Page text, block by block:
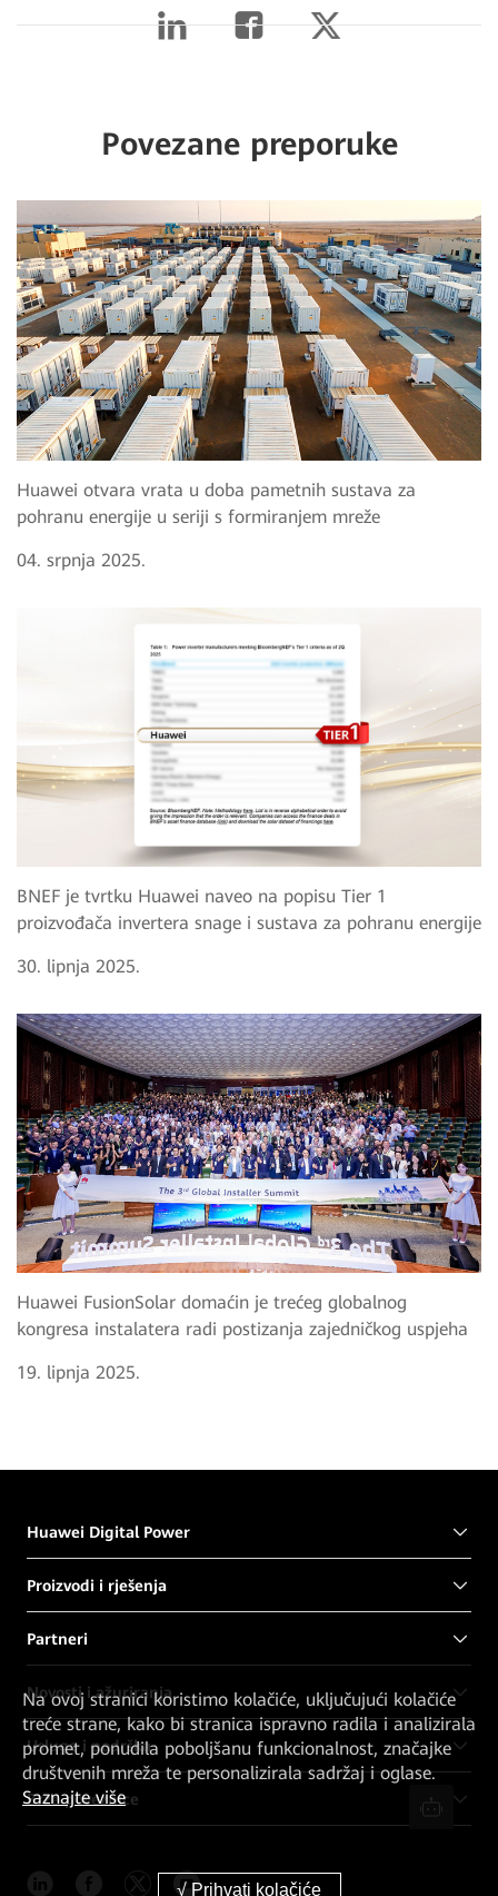
Povezane preporuke
Huawei otvara vrata u doba pametnih sustava za
pohranu energije u seriji s formiranjem mreže
04. srpnja 2025.
BNEF je tvrtku Huawei naveo na popisu Tier 1
proizvođača invertera snage i sustava za pohranu energije
30. lipnja 2025.
Huawei FusionSolar domaćin je trećeg globalnog
kongresa instalatera radi postizanja zajedničkog uspjeha
19. lipnja 2025.
Huawei Digital Power
Proizvodi i rješenja
Partneri
Novosti i ažuriranja
Usluge i podrška
Brze poveznice
Na ovoj stranici koristimo kolačiće, uključujući kolačiće
treće strane, kako bi stranica ispravno radila i analizirala
promet, ponudila poboljšanu funkcionalnost, značajke
društvenih mreža te personalizirala sadržaj i oglase.
Saznajte više